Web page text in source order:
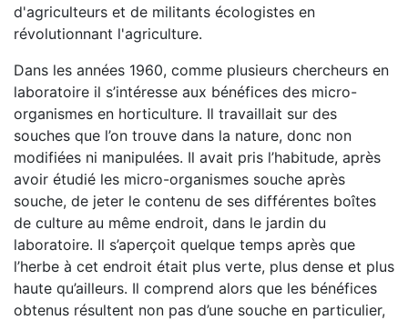
d'agriculteurs et de militants écologistes en
révolutionnant l'agriculture.
Dans les années 1960, comme plusieurs chercheurs en
laboratoire il s’intéresse aux bénéfices des micro-
organismes en horticulture. Il travaillait sur des
souches que l’on trouve dans la nature, donc non
modifiées ni manipulées. Il avait pris l’habitude, après
avoir étudié les micro-organismes souche après
souche, de jeter le contenu de ses différentes boîtes
de culture au même endroit, dans le jardin du
laboratoire. Il s’aperçoit quelque temps après que
l’herbe à cet endroit était plus verte, plus dense et plus
haute qu’ailleurs. Il comprend alors que les bénéfices
obtenus résultent non pas d’une souche en particulier,